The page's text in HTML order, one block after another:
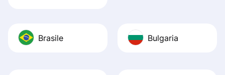
Brasile Bulgaria